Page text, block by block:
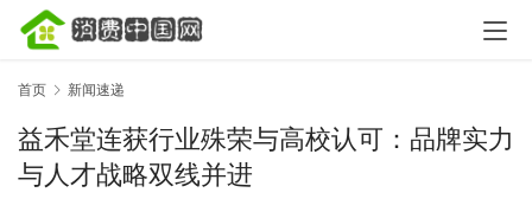
首页 新闻速递
益禾堂连获行业殊荣与高校认可：品牌实力
与人才战略双线并进